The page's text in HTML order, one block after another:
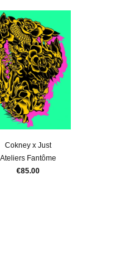
Cokney x Just
Ateliers Fantôme
€85.00